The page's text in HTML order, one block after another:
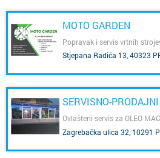
MOTO GARDEN
Popravak i servis vrtnih
Stjepana Radića 13, 40323
SERVISNO-
Ovlašteni servis za OLEO
CUB CADET i LABIN PROGRES
Zagrebačka ulica 32, 10291